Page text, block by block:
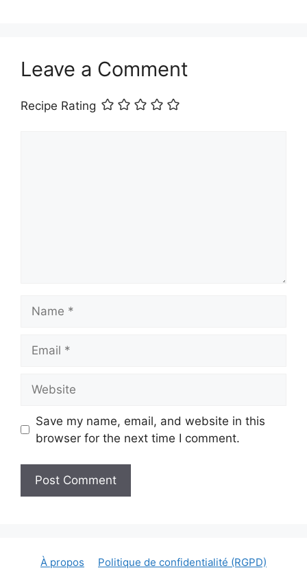
Leave a Comment
Recipe Rating
Save my name, email, and website in this
browser for the next time I comment.
À propos
Politique de confidentialité (RGPD)